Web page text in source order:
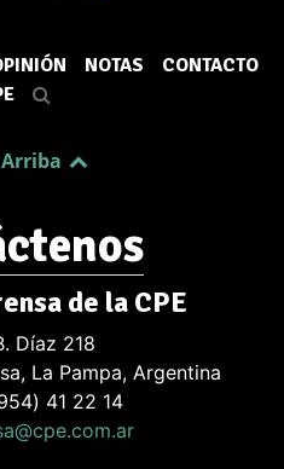
NOTAS
CONTACTO
de la CPE
Díaz 218
La Pampa, Argentina
41 22 14